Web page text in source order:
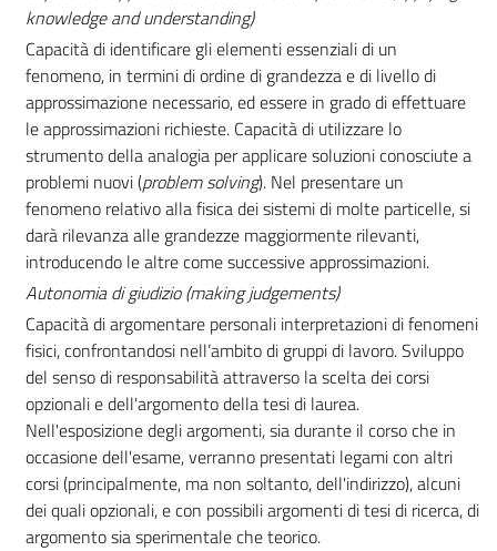
knowledge and understanding)
Capacità di identificare gli elementi essenziali di un
fenomeno, in termini di ordine di grandezza e di livello di
approssimazione necessario, ed essere in grado di effettuare
le approssimazioni richieste. Capacità di utilizzare lo
strumento della analogia per applicare soluzioni conosciute a
problemi nuovi (problem solving). Nel presentare un
fenomeno relativo alla fisica dei sistemi di molte particelle, si
darà rilevanza alle grandezze maggiormente rilevanti,
introducendo le altre come successive approssimazioni.
Autonomia di giudizio (making judgements)
Capacità di argomentare personali interpretazioni di fenomeni
fisici, confrontandosi nell’ambito di gruppi di lavoro. Sviluppo
del senso di responsabilità attraverso la scelta dei corsi
opzionali e dell'argomento della tesi di laurea.
Nell'esposizione degli argomenti, sia durante il corso che in
occasione dell'esame, verranno presentati legami con altri
corsi (principalmente, ma non soltanto, dell'indirizzo), alcuni
dei quali opzionali, e con possibili argomenti di tesi di ricerca, di
argomento sia sperimentale che teorico.